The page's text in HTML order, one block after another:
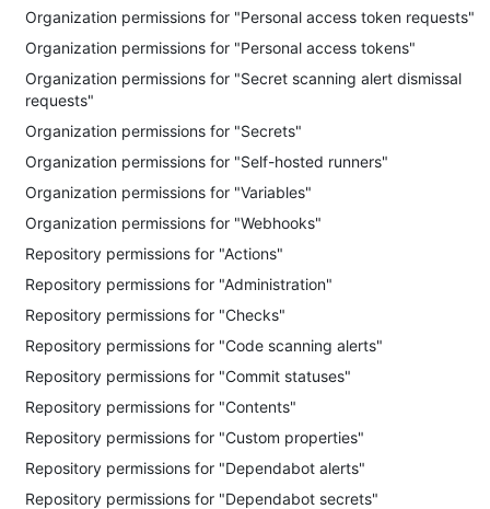
Organization permissions for "Personal access token requests"
Organization permissions for "Personal access tokens"
Organization permissions for "Secret scanning alert dismissal
requests"
Organization permissions for "Secrets"
Organization permissions for "Self-hosted runners"
Organization permissions for "Variables"
Organization permissions for "Webhooks"
Repository permissions for "Actions"
Repository permissions for "Administration"
Repository permissions for "Checks"
Repository permissions for "Code scanning alerts"
Repository permissions for "Commit statuses"
Repository permissions for "Contents"
Repository permissions for "Custom properties"
Repository permissions for "Dependabot alerts"
Repository permissions for "Dependabot secrets"